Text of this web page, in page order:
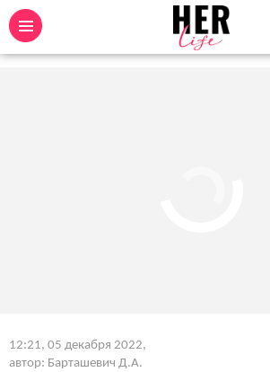
12:21, 05 декабря 2022,
автор: Барташевич Д.А.